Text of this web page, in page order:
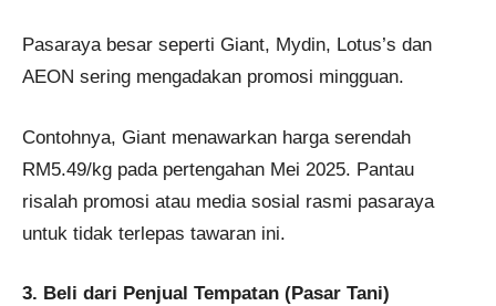
Pasaraya besar seperti Giant, Mydin, Lotus’s dan
AEON sering mengadakan promosi mingguan.
Contohnya, Giant menawarkan harga serendah
RM5.49/kg pada pertengahan Mei 2025. Pantau
risalah promosi atau media sosial rasmi pasaraya
untuk tidak terlepas tawaran ini.
3. Beli dari Penjual Tempatan (Pasar Tani)